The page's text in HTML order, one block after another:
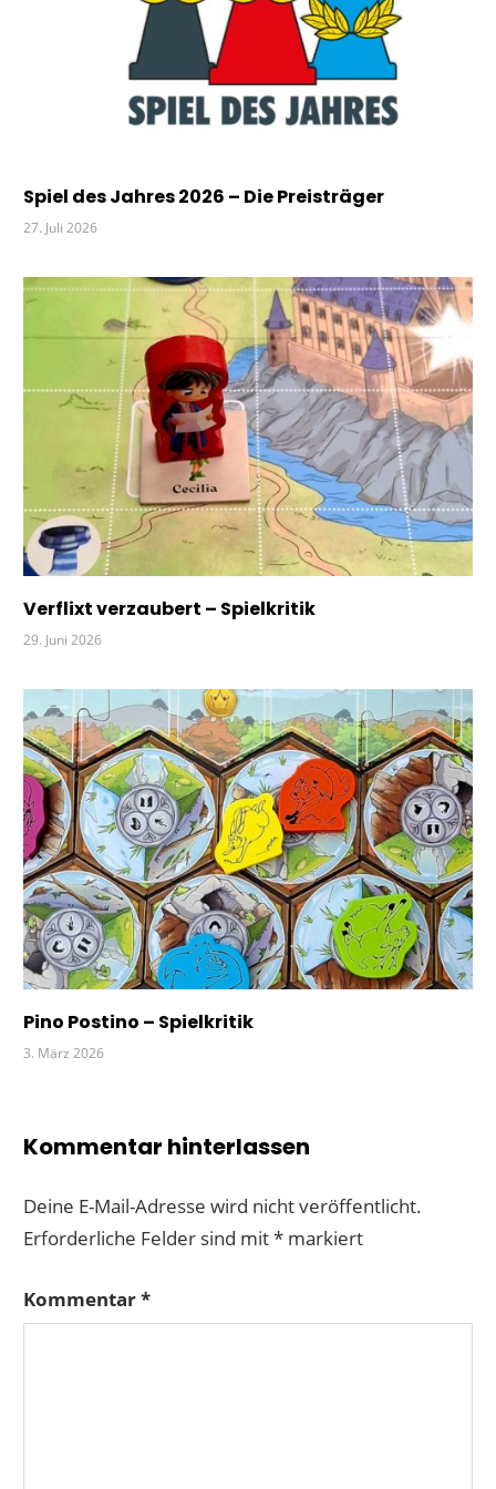
Spiel des Jahres 2026 – Die Preisträger
27. Juli 2026
Verflixt verzaubert – Spielkritik
29. Juni 2026
Pino Postino – Spielkritik
3. März 2026
Kommentar hinterlassen
Deine E-Mail-Adresse wird nicht veröffentlicht.
Erforderliche Felder sind mit* markiert
Kommentar*